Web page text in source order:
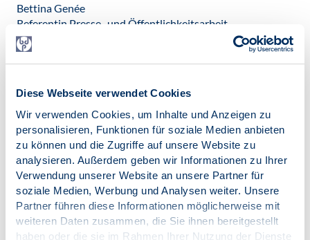
Diese Webseite verwendet Cookies
Wir verwenden Cookies, um Inhalte und Anzeigen zu
personalisieren, Funktionen für soziale Medien anbieten
zu können und die Zugriffe auf unsere Website zu
analysieren. Außerdem geben wir Informationen zu Ihrer
Verwendung unserer Website an unsere Partner für
soziale Medien, Werbung und Analysen weiter. Unsere
Partner führen diese Informationen möglicherweise mit
weiteren Daten zusammen, die Sie ihnen bereitgestellt
haben oder die sie im Rahmen Ihrer Nutzung der Dienste
Bettina Genée
Referentin Presse- und Öffentlichkeitsarbeit
Fon: +49176 58868222
Mail: presse@bdp-verband.de
20240902_BDP_PM_BUKO_Schulpsychologie_2024.pdf
[139 KB]
Kontakt:
presse@bdp-verband.de
Veröffentlicht am:
02.09.2024